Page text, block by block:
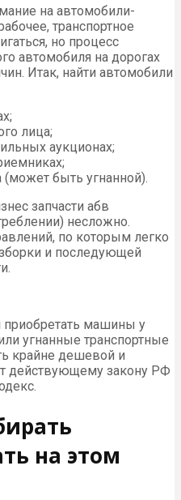
на автомобили-
транспортное
но процесс
автомобиля на дорогах
Итак, найти автомобили
лица;
аукционах;
быть угнанной).
запчасти абв
несложно.
по которым легко
и последующей
приобретать машины у
угнанные транспортные
крайне дешевой и
действующему закону РФ
на этом